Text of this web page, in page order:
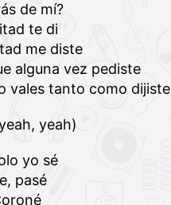
de mí?
te di
me diste
alguna vez pediste
vales tanto como dijiste
yeah)
yo sé
pasé